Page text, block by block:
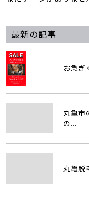
最新の記事
お急ぎ
丸亀市
の...
丸亀脱